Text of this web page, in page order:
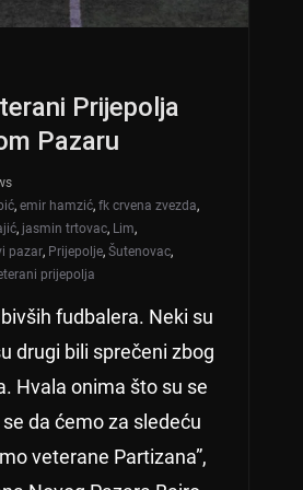
Prijepolja
Pazaru
, emir hamzić, fk crvena zvezda,
, jasmin trtovac, Lim,
pazar, Prijepolje, Šutenovac,
prijepolja
fudbalera. Neki su
drugi bili sprečeni zbog
Hvala onima što su se
da ćemo za sledeću
veterane Partizana”,